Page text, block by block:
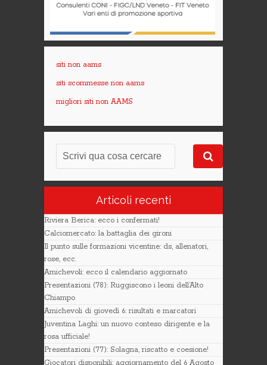
siti non aams
siti scommesse non aams
migliori siti non AAMS
Articoli recenti
Riviera Berica: ecco i confermati!
Calciomercato: la battaglia dei gironi
Il punto sulle formazioni vicentine: ds, allenatori,
rose, ecc.
Amichevoli: ecco il calendario aggiornato
Presentazioni (78): Ruggiscono i leoni dell’Alto
Chiampo
Amichevoli di giovedì 6: risultati e marcatori
Juventina Laghi: un nuovo conteso dirigente e la
rosa ufficiale!
Presentazioni (77): Solagna, riscatto e coesione!
Giocatori disponibili: aggiornamento del 6 Agosto